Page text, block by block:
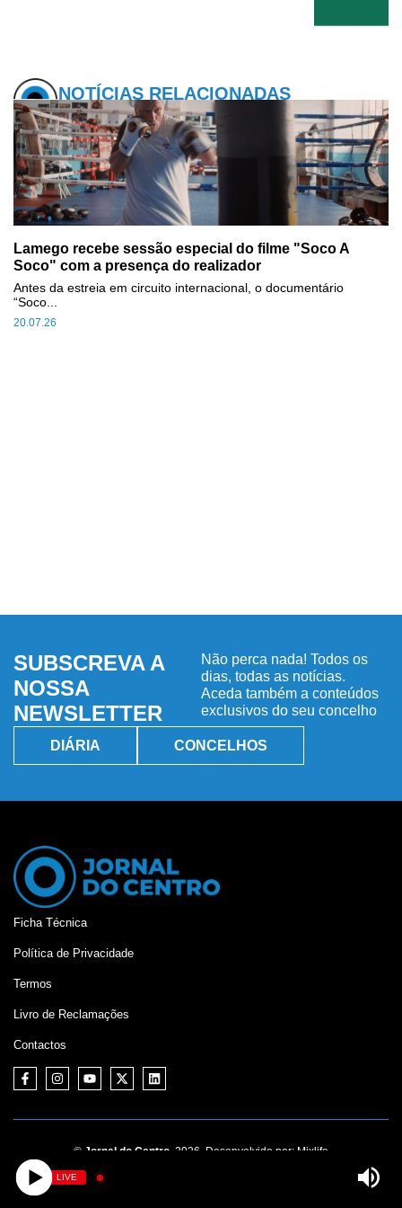
NOTÍCIAS RELACIONADAS
Lamego recebe sessão especial do filme "Soco A
Soco" com a presença do realizador
20.07.26
Antes da estreia em circuito internacional, o documentário
“Soco...
SUBSCREVA A
NOSSA
NEWSLETTER
Não perca nada! Todos os
dias, todas as notícias.
Aceda também a conteúdos
exclusivos do seu concelho
DIÁRIA CONCELHOS
Ficha Técnica
Política de Privacidade
Termos
Livro de Reclamações
Contactos
© Jornal do Centro, 2026. Desenvolvido por: Mixlife
LIVE